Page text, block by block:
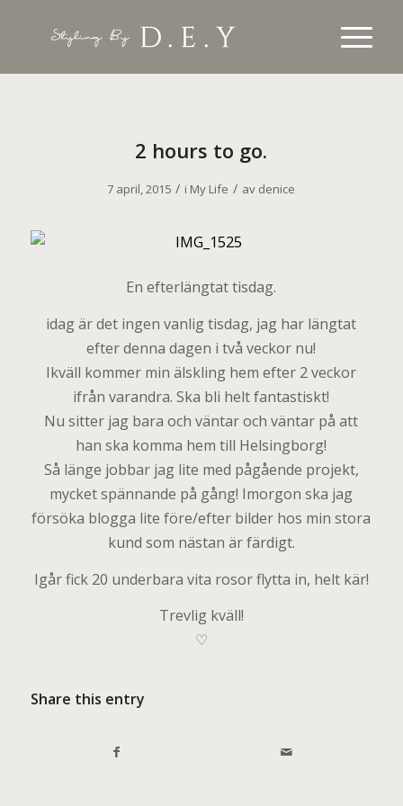
2 hours to go.
7 april, 2015 / i My Life / av denice
En efterlängtat tisdag.
idag är det ingen vanlig tisdag, jag har längtat
efter denna dagen i två veckor nu!
Ikväll kommer min älskling hem efter 2 veckor
ifrån varandra. Ska bli helt fantastiskt!
Nu sitter jag bara och väntar och väntar på att
han ska komma hem till Helsingborg!
Så länge jobbar jag lite med pågående projekt,
mycket spännande på gång! Imorgon ska jag
försöka blogga lite före/efter bilder hos min stora
kund som nästan är färdigt.
Igår fick 20 underbara vita rosor flytta in, helt kär!
Trevlig kväll!
♡
Share this entry